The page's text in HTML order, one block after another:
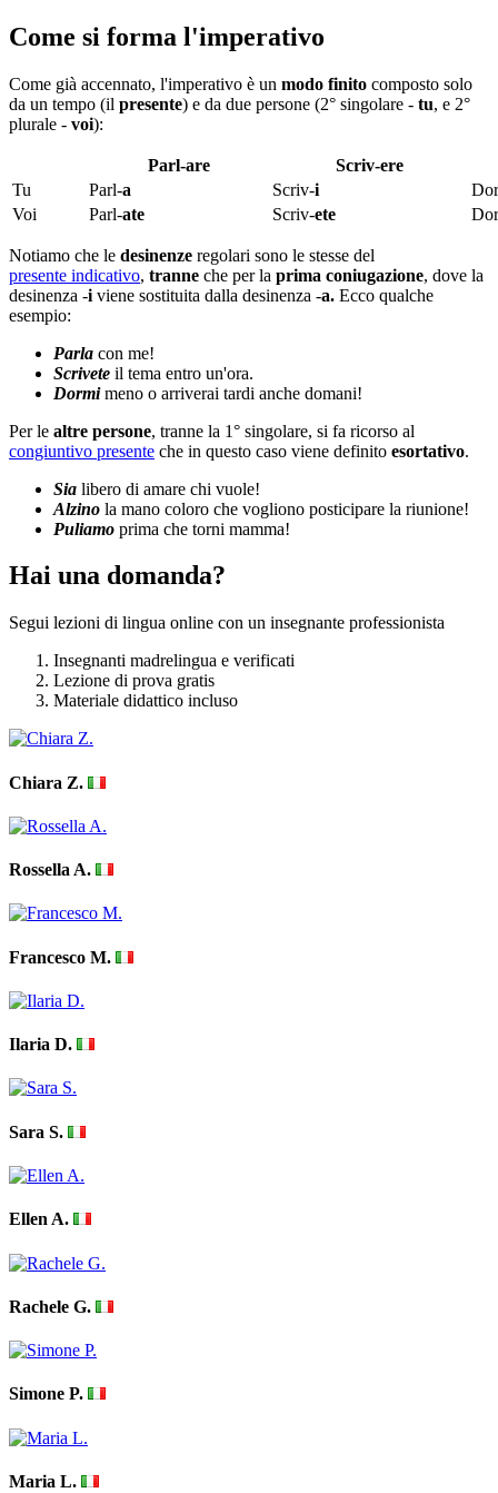
Come si forma l'imperativo
Come già accennato, l'imperativo è un modo finito composto solo
da un tempo (il presente) e da due persone (2° singolare - tu, e 2°
plurale - voi):
Parl-are
Scriv-ere
Tu
Parl-a Scriv-i
Voi
Parl-ate Scriv-ete
Notiamo che le desinenze regolari sono le stesse del
presente indicativo, tranne che per la prima coniugazione, dove la
desinenza -i viene sostituita dalla desinenza -a. Ecco qualche
esempio:
Parla con me!
Scrivete il tema entro un'ora.
Dormimeno o arriverai tardi anche domani!
Per le altre persone, tranne la 1° singolare, si fa ricorso al
congiuntivo presente che in questo caso viene definito esortativo.
Sia libero di amare chi vuole!
Alzino la mano coloro che vogliono posticipare la riunione!
Puliamo prima che torni mamma!
Hai una domanda?
Segui lezioni di lingua online con un insegnante professionista
Insegnanti madrelingua e verificati
Lezione di prova gratis
Materiale didattico incluso
Chiara Z.
Rossella A.
Francesco M.
Ilaria D.
Sara S.
Ellen A.
Rachele G.
Simone P.
Maria L.